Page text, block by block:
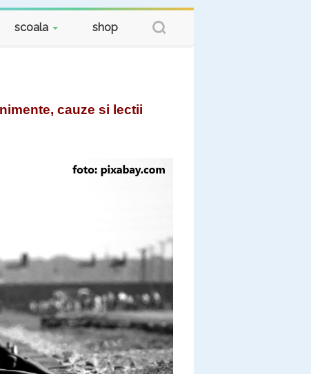
scoala shop
cauze si lectii